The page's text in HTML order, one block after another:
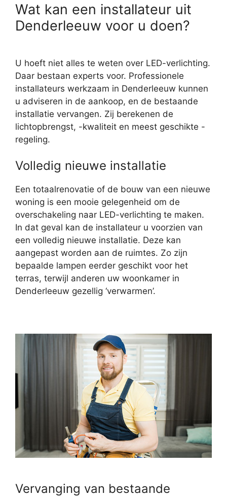
Wat kan een installateur uit
Denderleeuw voor u doen?
U hoeft niet alles te weten over LED-verlichting.
Daar bestaan experts voor. Professionele
installateurs werkzaam in Denderleeuw kunnen
u adviseren in de aankoop, en de bestaande
installatie vervangen. Zij berekenen de
lichtopbrengst, -kwaliteit en meest geschikte -
regeling.
Volledig nieuwe installatie
Een totaalrenovatie of de bouw van een nieuwe
woning is een mooie gelegenheid om de
overschakeling naar LED-verlichting te maken.
In dat geval kan de installateur u voorzien van
een volledig nieuwe installatie. Deze kan
aangepast worden aan de ruimtes. Zo zijn
bepaalde lampen eerder geschikt voor het
terras, terwijl anderen uw woonkamer in
Denderleeuw gezellig ‘verwarmen’.
Vervanging van bestaande